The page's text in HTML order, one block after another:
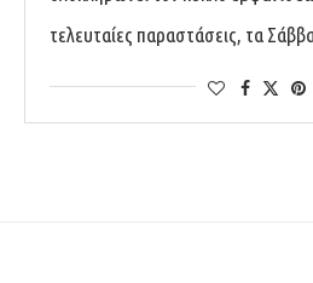
τελευταίες παραστάσεις, τα